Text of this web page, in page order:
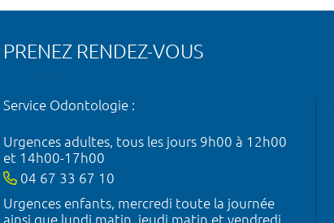
PRENEZ RENDEZ-VOUS
Service Odontologie :
Urgences adultes, tous les jours 9h00 à 12h00
et 14h00-17h00
04 67 33 67 10
Urgences enfants, mercredi toute la journée
ainsi que lundi matin, jeudi matin et vendredi